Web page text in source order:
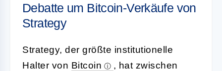
Debatte um Bitcoin-Verkäufe von
Strategy
Strategy, der größte institutionelle
Halter von Bitcoin
, hat zwischen